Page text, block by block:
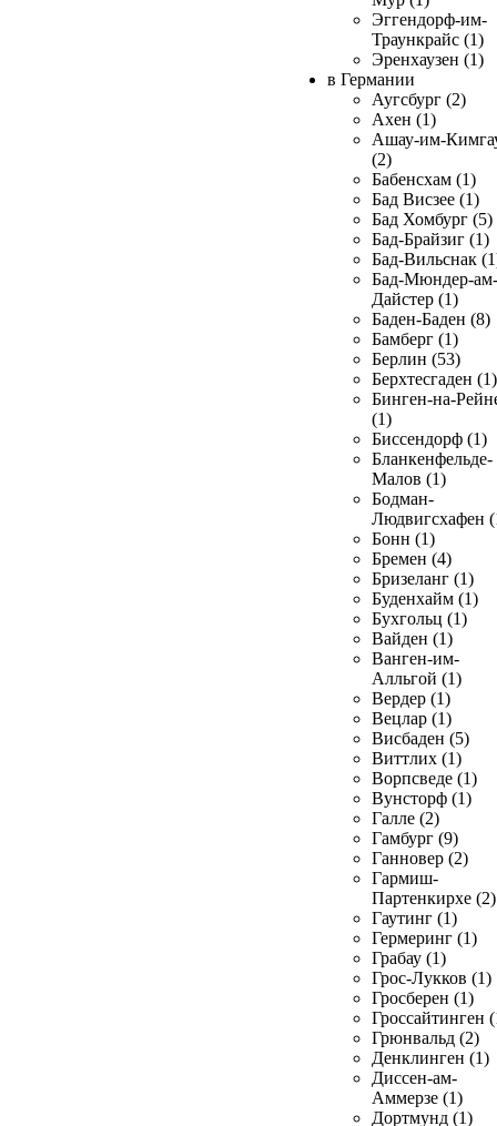
Эггендорф-им-
Траункрайс (1)
Эренхаузен (1)
в Германии
Аугсбург (2)
Ахен (1)
Ашау-им-
(2)
Бабенсхам (1)
Бад Висзее (1)
Бад Хомбург (5)
Бад-Брайзиг (1)
Бад-Вильснак
Бад-Мюндер-ам-
Дайстер (1)
Баден-Баден (8)
Бамберг (1)
Берлин (53)
Берхтесгаден (1)
Бинген-на-
(1)
Биссендорф (1)
Бланкенфельде-
Малов (1)
Бодман-
Людвигсхафен
Бонн (1)
Бремен (4)
Бризеланг (1)
Буденхайм (1)
Бухгольц (1)
Вайден (1)
Ванген-им-
Алльгой (1)
Вердер (1)
Вецлар (1)
Висбаден (5)
Виттлих (1)
Ворпсведе (1)
Вунсторф (1)
Галле (2)
Гамбург (9)
Ганновер (2)
Гармиш-
Партенкирхе (2)
Гаутинг (1)
Гермеринг (1)
Грабау (1)
Грос-Лукков (1)
Гросберен (1)
Гроссайтинген
Грюнвальд (2)
Денклинген (1)
Диссен-ам-
Аммерзе (1)
Дортмунд (1)